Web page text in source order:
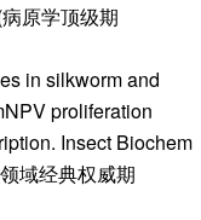
原学顶级期
in silkworm and
proliferation
Insect Biochem
域经典权威期